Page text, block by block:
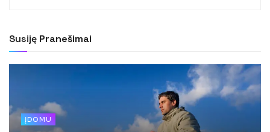
Susiję Pranešimai
ĮDOMU